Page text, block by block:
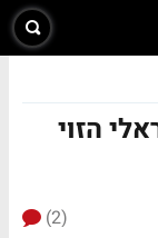
ורושם ראלי הזוי
(2)